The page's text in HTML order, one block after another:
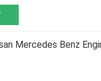
Mercedes Benz